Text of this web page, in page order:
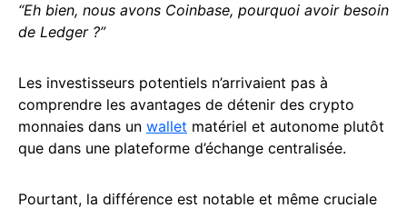
“Eh bien, nous avons Coinbase, pourquoi avoir besoin
de Ledger ?”
Les investisseurs potentiels n’arrivaient pas à
comprendre les avantages de détenir des crypto
monnaies dans un wallet matériel et autonome plutôt
que dans une plateforme d’échange centralisée.
Pourtant, la différence est notable et même cruciale